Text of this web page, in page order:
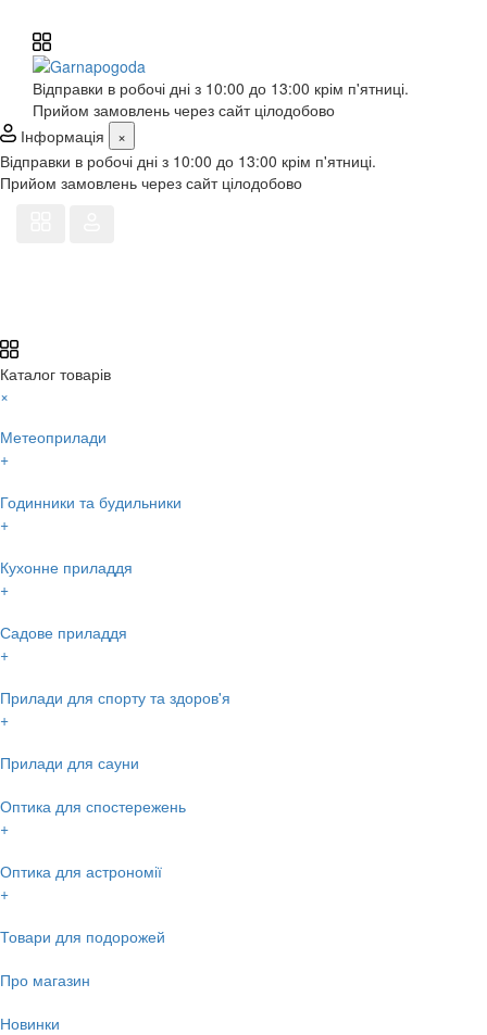
Відправки в робочі дні з 10:00 до 13:00 крім п'ятниці.
Прийом замовлень через сайт цілодобово
Інформація
×
Відправки в робочі дні з 10:00 до 13:00 крім п'ятниці.
Прийом замовлень через сайт цілодобово
Каталог товарів
×
Метеоприлади
+
Годинники та будильники
+
Кухонне приладдя
+
Садове приладдя
+
Прилади для спорту та здоров'я
+
Прилади для сауни
Оптика для спостережень
+
Оптика для астрономії
+
Товари для подорожей
Про магазин
Новинки